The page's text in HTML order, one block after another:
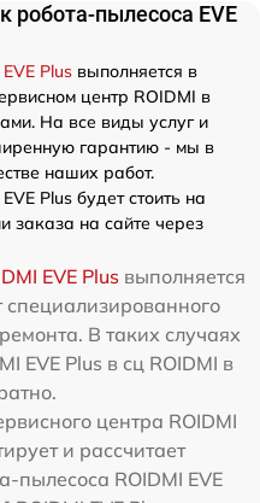
пылесоса EVE
Plus выполняется в
центр ROIDMI в
На все виды услуг и
гарантию - мы в
наших работ.
Plus будет стоить на
заказа на сайте через
EVE Plus выполняется
специализированного
В таких случаях
EVE Plus в сц ROIDMI в
центра ROIDMI
и рассчитает
пылесоса ROIDMI EVE